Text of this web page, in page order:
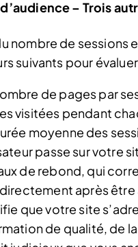
– Trois
nombre de sessions
suivants pour
de pages par
visitées pendant
moyenne des
passe sur votre
de rebond, qui
après être
que votre site
de qualité, de